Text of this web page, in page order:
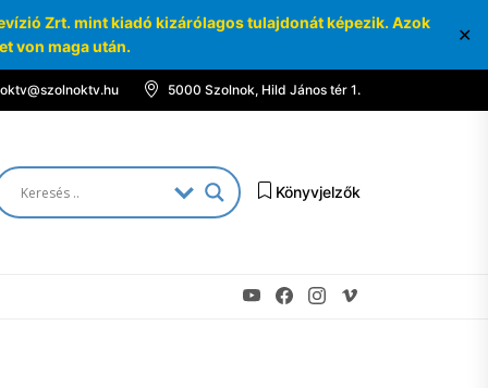
Zrt. mint kiadó kizárólagos tulajdonát képezik. Azok
von maga után.
✕
5000 Szolnok, Hild János tér 1.
Könyvjelzők
YoutubeFacebook
Instagram
Vimeo